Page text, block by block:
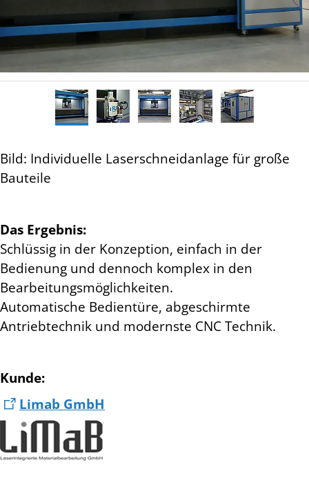
Bild: Individuelle Laserschneidanlage für große
Bauteile
Das Ergebnis:
Schlüssig in der Konzeption, einfach in der
Bedienung und dennoch komplex in den
Bearbeitungsmöglichkeiten.
Automatische Bedientüre, abgeschirmte
Antriebtechnik und modernste CNC Technik.
Kunde:
Limab GmbH